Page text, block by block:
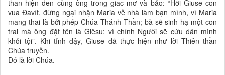
thần hiện đến cùng ông trong giấc mơ và bảo: “Hỡi Giuse con
vua Ðavít, đừng ngại nhận Maria về nhà làm bạn mình, vì Maria
mang thai là bởi phép Chúa Thánh Thần; bà sẽ sinh hạ một con
trai mà ông đặt tên là Giêsu: vì chính Người sẽ cứu dân mình
khỏi tội”. Khi tỉnh dậy, Giuse đã thực hiện như lời Thiên thần
Chúa truyền.
Ðó là lời Chúa.